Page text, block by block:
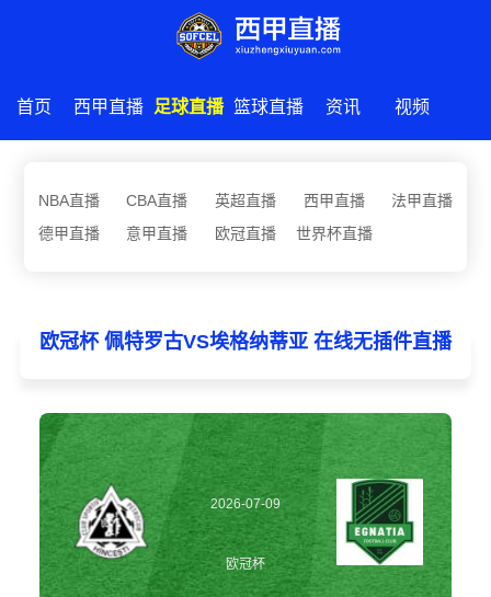
首页 西甲直播 足球直播 篮球直播 资讯 视频
NBA直播 CBA直播 英超直播 西甲直播
法甲直播
德甲直播
意甲直播 欧冠直播 世界杯直播
欧冠杯 佩特罗古VS埃格纳蒂亚 在线无插件直播
2026-07-09
01:00:00
欧冠杯